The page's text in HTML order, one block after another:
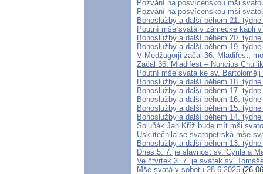
Pozvání na posvícenskou mši
Pozvání na posvícenskou mši
Bohoslužby a další během 21.
Poutní mše svatá v zámecké kapli
Bohoslužby a další během 20.
Bohoslužby a další během 19.
V Medžugorji začal 36. Mladifest,
Začal 36. Mladifest – Nuncius
Poutní mše svatá ke sv.
Bohoslužby a další během 18.
Bohoslužby a další během 17.
Bohoslužby a další během 16.
Bohoslužby a další během 15.
Bohoslužby a další během 14.
Soluňák Jan Kříž bude mít mši
Uskutečnila se svatopetrská mše
Bohoslužby a další během 13.
Dnes 5. 7. je slavnost sv. Cyrila a
Ve čtvrtek 3. 7. je svátek sv.
Mše svatá v sobotu 28.6.2025